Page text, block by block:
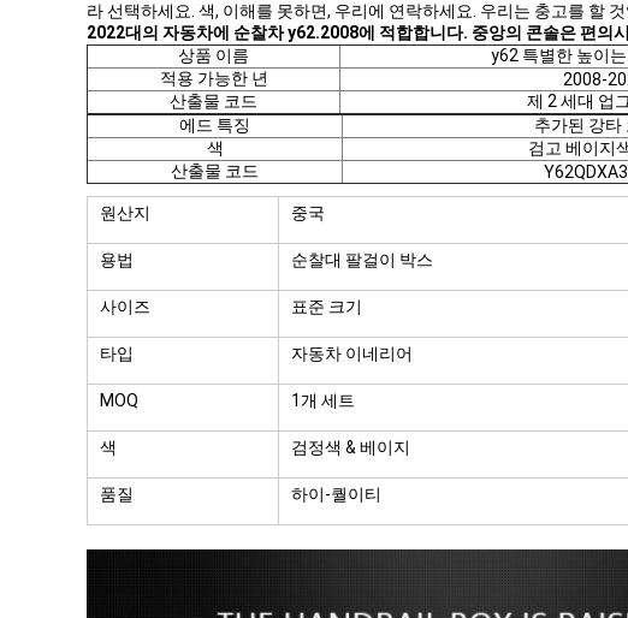
라 선택하세요. 색, 이해를 못하면, 우리에 연락하세요. 우리는 충고를 할
2022대의 자동차에 순찰차 y62.2008에 적합합니다. 중앙의 콘솔은 편
상품 이름
y62 특별한 높이
적용 가능한 년
2008-
산출물 코드
제 2 세대 업
에드 특징
추가된 강타
색
검고 베이지
산출물 코드
원산지 중국
용법 순찰대 팔걸이 박스
사이즈 표준 크기
타입 자동차 이네리어
MOQ 1개 세트
색 검정색 & 베이지
품질 하이-퀄이티